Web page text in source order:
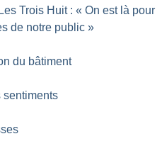
Trois Huit : « On est là pour
de notre public »
du bâtiment
sentiments